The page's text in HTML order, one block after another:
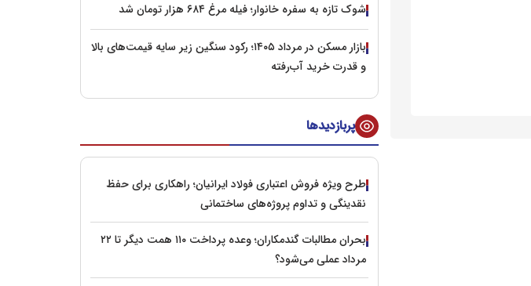
شوک تازه به سفره خانوار؛ فیله مرغ ۶۸۴ هزار تومان شد
بازار مسکن در مرداد ۱۴۰۵؛ رکود سنگین زیر سایه قیمت‌های بالا
و قدرت خرید آب‌رفته
پربازدیدها
طرح ویژه فروش اعتباری فولاد ایرانیان؛ راهکاری برای حفظ
نقدینگی و تداوم پروژه‌های ساختمانی
بحران مطالبات گندمکاران؛ وعده پرداخت ۱۱۰ همت دیگر تا ۲۲
مرداد عملی می‌شود؟